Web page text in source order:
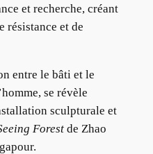
et recherche, créant
résistance et de
entre le bâti et le
se révèle
sculpturale et
Forestde Zhao